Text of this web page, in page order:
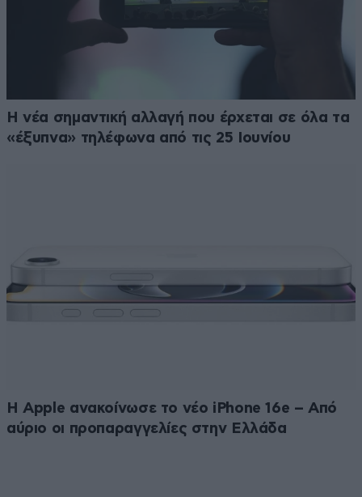
Η νέα σημαντική αλλαγή που έρχεται σε όλα τα
«έξυπνα» τηλέφωνα από τις 25 Ιουνίου
Η Apple ανακοίνωσε το νέο iPhone 16e – Από
αύριο οι προπαραγγελίες στην Ελλάδα